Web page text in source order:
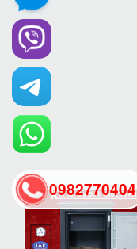
0982770404